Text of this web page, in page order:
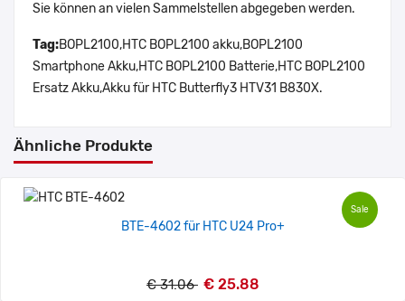
Sie können an vielen Sammelstellen abgegeben werden.
Tag:BOPL2100,HTC BOPL2100 akku,BOPL2100
Smartphone Akku,HTC BOPL2100 Batterie,HTC BOPL2100
Ersatz Akku,Akku für HTC Butterfly3 HTV31 B830X.
Ähnliche Produkte
Sale
BTE-4602 für HTC U24 Pro+
€ 31.06 € 25.88